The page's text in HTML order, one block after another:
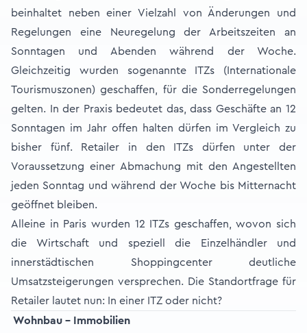
beinhaltet neben einer Vielzahl von Änderungen und
Regelungen eine Neuregelung der Arbeitszeiten an
Sonntagen und Abenden während der Woche.
Gleichzeitig wurden sogenannte ITZs (Internationale
Tourismuszonen) geschaffen, für die Sonderregelungen
gelten. In der Praxis bedeutet das, dass Geschäfte an 12
Sonntagen im Jahr offen halten dürfen im Vergleich zu
bisher fünf. Retailer in den ITZs dürfen unter der
Voraussetzung einer Abmachung mit den Angestellten
jeden Sonntag und während der Woche bis Mitternacht
geöffnet bleiben.
Alleine in Paris wurden 12 ITZs geschaffen, wovon sich
die Wirtschaft und speziell die Einzelhändler und
innerstädtischen Shoppingcenter deutliche
Umsatzsteigerungen versprechen. Die Standortfrage für
Retailer lautet nun: In einer ITZ oder nicht?
Wohnbau - Immobilien